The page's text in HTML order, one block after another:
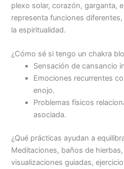
plexo solar, corazón, garganta,
representa funciones
la espiritualidad.
¿Cómo sé si tengo un chakra
Sensación de cansancio
Emociones recurrentes
enojo.
Problemas físicos
asociada.
¿Qué prácticas ayudan a
Meditaciones, baños de
visualizaciones guiadas,